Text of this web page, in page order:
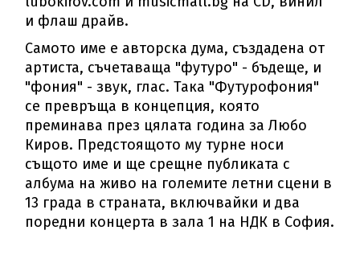
и флаш драйв.
Самото име е авторска дума, създадена от
артиста, съчетаваща "футуро" - бъдеще, и
"фония" - звук, глас. Така "Футурофония"
се превръща в концепция, която
преминава през цялата година за Любо
Киров. Предстоящото му турне носи
същото име и ще срещне публиката с
албума на живо на големите летни сцени в
13 града в страната, включвайки и два
поредни концерта в зала 1 на НДК в София.